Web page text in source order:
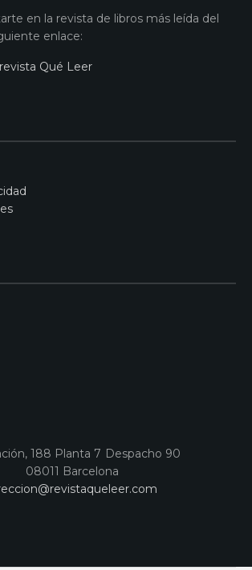
en la revista de libros más leída del
enlace:
Qué Leer
188 Planta 7 Despacho 90
08011 Barcelona